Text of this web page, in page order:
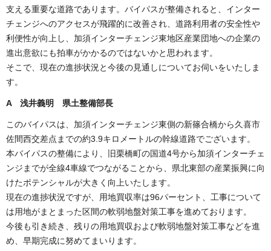
支える重要な道路であります。バイパスが整備されると、インター
チェンジへのアクセスが飛躍的に改善され、道路利用者の安全性や
利便性が向上し、加須インターチェンジ東地区産業団地への企業の
進出意欲にも拍車がかかるのではないかと思われます。
そこで、現在の進捗状況と今後の見通しについてお伺いをいたしま
す。
A 浅井義明 県土整備部長
このバイパスは、加須インターチェンジ東側の新篠合橋から久喜市
佐間西交差点までの約3.9キロメートルの幹線道路でございます。
本バイパスの整備により、旧栗橋町の国道4号から加須インターチェ
ンジまでが全線4車線でつながることから、県北東部の産業振興に向
けたポテンシャルが大きく向上いたします。
現在の進捗状況ですが、用地買収率は96パーセント、工事について
は用地がまとまった区間の軟弱地盤対策工事を進めております。
今後も引き続き、残りの用地買収および軟弱地盤対策工事などを進
め、早期完成に努めてまいります。